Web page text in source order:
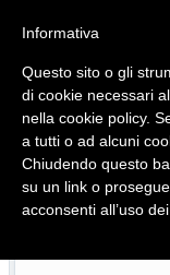
Quotidiano
Informativa
Questo sito o gli
di cookie necessari
nella cookie policy.
a tutti o ad alcuni
Chiudendo questo
su un link o
acconsenti all’uso